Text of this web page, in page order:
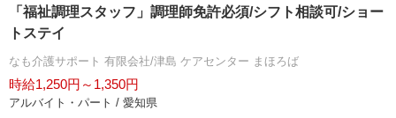
「福祉調理スタッフ」調理師免許必須/シフト相談可/ショー
トステイ
なも介護サポート 有限会社/津島 ケアセンター まほろば
時給1,250円～1,350円
アルバイト・パート / 愛知県